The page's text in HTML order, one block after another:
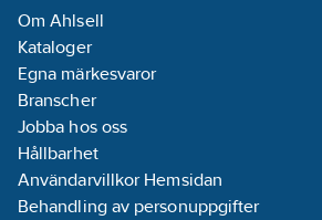
Om Ahlsell
Kataloger
Egna märkesvaror
Branscher
Jobba hos oss
Hållbarhet
Användarvillkor Hemsidan
Behandling av personuppgifter